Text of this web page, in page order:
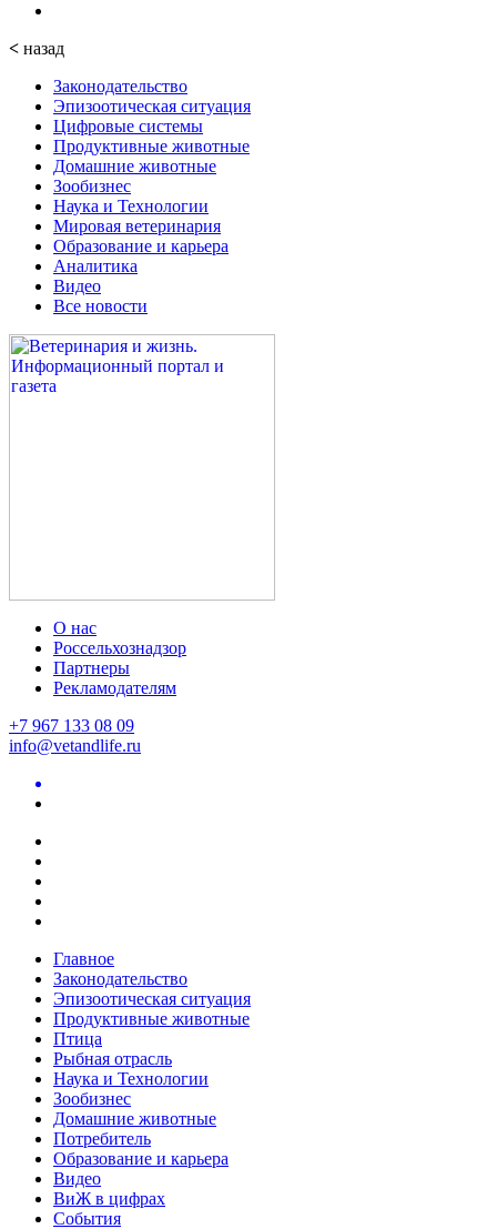
< назад
Законодательство
Эпизоотическая ситуация
Цифровые системы
Продуктивные животные
Домашние животные
Зообизнес
Наука и Технологии
Мировая ветеринария
Образование и карьера
Аналитика
Видео
Все новости
О нас
Россельхознадзор
Партнеры
Рекламодателям
+7 967 133 08 09
info@vetandlife.ru
Главное
Законодательство
Эпизоотическая ситуация
Продуктивные животные
Птица
Рыбная отрасль
Наука и Технологии
Зообизнес
Домашние животные
Потребитель
Образование и карьера
Видео
ВиЖ в цифрах
События